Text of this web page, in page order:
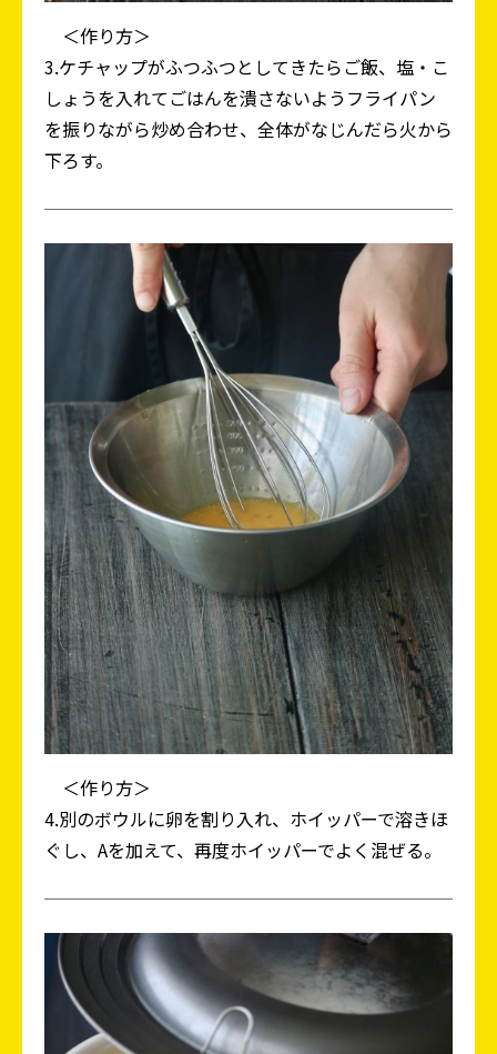
＜作り方＞
3.ケチャップがふつふつとしてきたらご飯、塩・こ
しょうを入れてごはんを潰さないようフライパン
を振りながら炒め合わせ、全体がなじんだら火から
下ろす。
＜作り方＞
4.別のボウルに卵を割り入れ、ホイッパーで溶きほ
ぐし、Aを加えて、再度ホイッパーでよく混ぜる。